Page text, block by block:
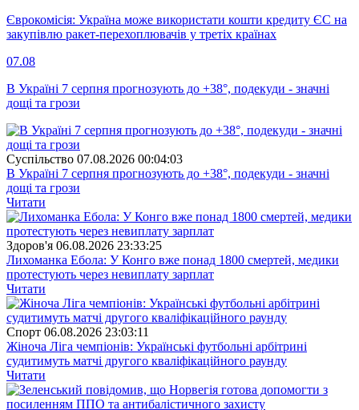
Єврокомісія: Україна може використати кошти кредиту ЄС на
закупівлю ракет-перехоплювачів у третіх країнах
07.08
В Україні 7 серпня прогнозують до +38°, подекуди - значні
дощі та грози
Суспiльство 07.08.2026 00:04:03
В Україні 7 серпня прогнозують до +38°, подекуди - значні
дощі та грози
Читати
Здоров'я 06.08.2026 23:33:25
Лихоманка Ебола: У Конго вже понад 1800 смертей, медики
протестують через невиплату зарплат
Читати
Спорт 06.08.2026 23:03:11
Жіноча Ліга чемпіонів: Українські футбольні арбітрині
судитимуть матчі другого кваліфікаційного раунду
Читати